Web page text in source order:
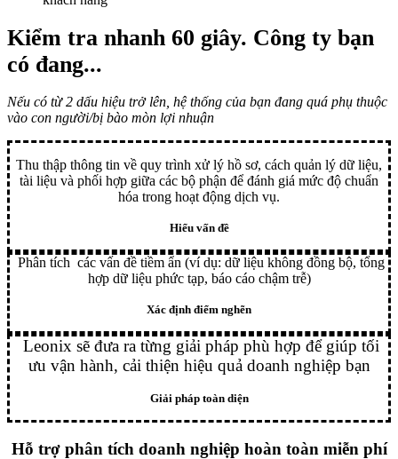
Kiểm tra nhanh 60 giây. Công ty bạn
có đang...
Nếu có từ 2 dấu hiệu trở lên, hệ thống của bạn đang quá phụ thuộc
vào con người/bị bào mòn lợi nhuận
Thu thập thông tin về quy trình xử lý hồ sơ, cách quản lý dữ liệu,
tài liệu và phối hợp giữa các bộ phận để đánh giá mức độ chuẩn
hóa trong hoạt động dịch vụ.
Hiểu vấn đề
Phân tích các vấn đề tiềm ẩn (ví dụ: dữ liệu không đồng bộ, tổng
hợp dữ liệu phức tạp, báo cáo chậm trễ)
Xác định điểm nghẽn
Leonix sẽ đưa ra từng giải pháp phù hợp để giúp tối
ưu vận hành, cải thiện hiệu quả doanh nghiệp bạn
Giải pháp toàn diện
Hỗ trợ phân tích doanh nghiệp hoàn toàn miễn phí